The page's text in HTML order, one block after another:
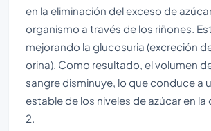
en la eliminación del exceso de
organismo a través de los riñones.
mejorando la glucosuria (excreción
orina). Como resultado, el volumen
sangre disminuye, lo que conduce a
estable de los niveles de azúcar en
2.